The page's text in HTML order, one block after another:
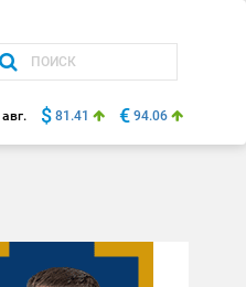
$ 81.41 € 94.06